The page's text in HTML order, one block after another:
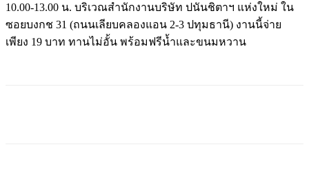
10.00-13.00 น. บริเวณสำนักงานบริษัท ปนันชิตาฯ แห่งใหม่ ใน
ซอยบงกช 31 (ถนนเลียบคลองแอน 2-3 ปทุมธานี) งานนี้จ่าย
เพียง 19 บาท ทานไม่อั้น พร้อมฟรีน้ำและขนมหวาน